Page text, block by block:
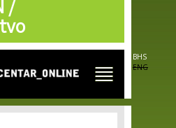
/
BHS
ENG